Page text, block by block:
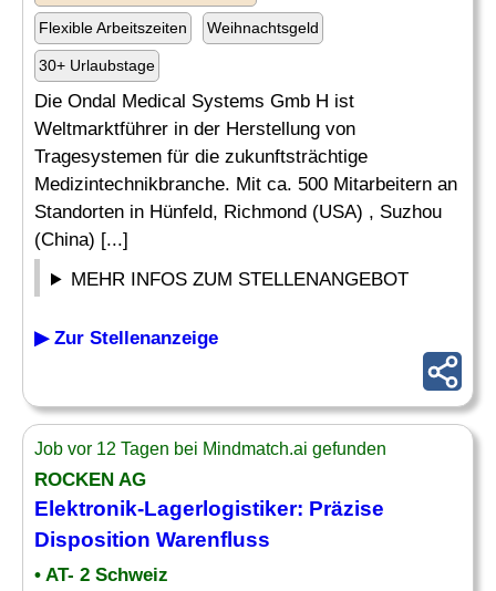
Flexible Arbeitszeiten Weihnachtsgeld
30+ Urlaubstage
Die Ondal Medical Systems Gmb H ist
Weltmarktführer in der Herstellung von
Tragesystemen für die zukunftsträchtige
Medizintechnikbranche. Mit ca. 500 Mitarbeitern an
Standorten in Hünfeld, Richmond (USA) , Suzhou
(China) [...]
MEHR INFOS ZUM STELLENANGEBOT
▶ Zur Stellenanzeige
Job vor 12 Tagen bei Mindmatch.ai gefunden
ROCKEN AG
Elektronik-Lagerlogistiker: Präzise
Disposition Warenfluss
• AT- 2 Schweiz